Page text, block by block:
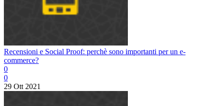
Recensioni e Social Proof: perchè sono importanti per un e-
commerce?
0
0
29 Ott 2021